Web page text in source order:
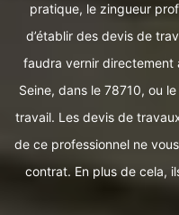
pratique, le zingueur
d’établir des devis de
faudra vernir directement
Seine, dans le 78710, ou
travail. Les devis de
de ce professionnel ne
contrat. En plus de cela,